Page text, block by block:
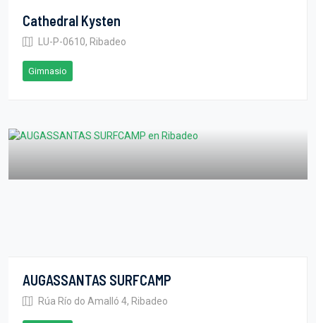
Cathedral Kysten
LU-P-0610, Ribadeo
Gimnasio
AUGASSANTAS SURFCAMP
Rúa Río do Amalló 4, Ribadeo